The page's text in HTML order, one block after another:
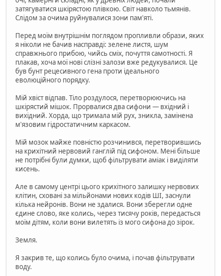
затягуватися шкірястою плівкою. Світ навколо тьмянів.
Слідом за очима руйнувалися зони пам'яті.
Перед моїм внутрішнім поглядом пропливли образи, яких
я ніколи не бачив насправді: зелене листя, шум
справжнього прибою, чийсь сміх, почуття самотності. Я
плакав, хоча мої нові слізні залози вже редукувалися. Це
був бунт рецесивного гена проти ідеального
еволюційного порядку.
Мій хвіст відпав. Тіло роздулося, перетворюючись на
шкірястий мішок. Прорвалися два сифони — вхідний і
вихідний. Хорда, що тримала мій рух, зникла, замінена
м'язовим гідростатичним каркасом.
Мій мозок майже повністю розчинився, перетворившись
на крихітний нервовий ганглій під сифоном. Мені більше
не потрібні були думки, щоб фільтрувати аміак і виділяти
кисень.
Але в самому центрі цього крихітного залишку нервових
клітин, сховані за мільйонами нових кодів ШІ, заснули
кілька нейронів. Вони не здалися. Вони зберегли одне
єдине слово, яке колись, через тисячу років, передасться
моїм дітям, коли вони вилетять із мого сифона до зірок.
Земля.
Я закрив те, що колись було очима, і почав фільтрувати
воду.